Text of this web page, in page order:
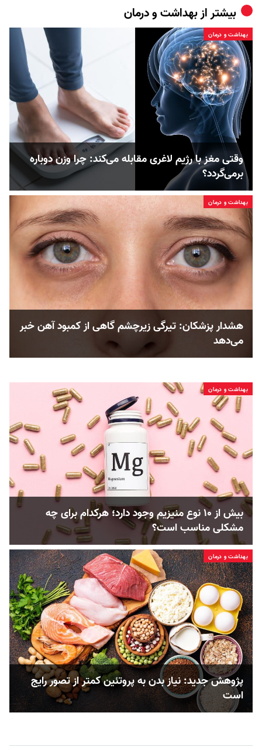
بیشتر ازبهداشت و درمان
بهداشت و درمان
وقتی مغز با رژیم لاغری مقابله می‌کند: چرا وزن دوباره
برمی‌گردد؟
بهداشت و درمان
هشدار پزشکان: تیرگی زیرچشم گاهی از کمبود آهن خبر
می‌دهد
بهداشت و درمان
بیش از ۱۰ نوع منیزیم وجود دارد؛ هر‌کدام برای چه
مشکلی مناسب‌ است؟
بهداشت و درمان
پژوهش جدید: نیاز بدن به پروتئین کمتر از تصور رایج
است